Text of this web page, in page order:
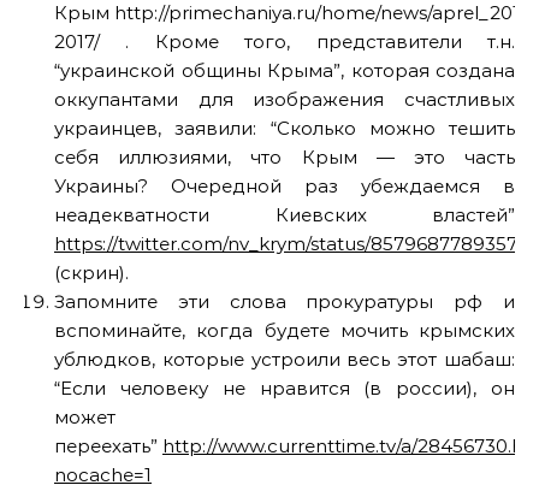
Крым http://primechaniya.ru/home/news/
2017/ . Кроме того, представители т.н.
“украинской общины Крыма”, которая создана
оккупантами для изображения счастливых
украинцев, заявили: “Сколько можно тешить
себя иллюзиями, что Крым — это часть
Украины? Очередной раз убеждаемся в
неадекватности Киевских властей”
https://twitter.com/nv_krym/status/
(скрин).
Запомните эти слова прокуратуры рф и
вспоминайте, когда будете мочить крымских
ублюдков, которые устроили весь этот шабаш:
“Если человеку не нравится (в россии), он
может
переехать” http://www.currenttime.tv/a/
nocache=1